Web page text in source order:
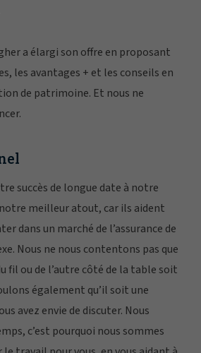
a élargi son offre en proposant
les avantages + et les conseils en
de patrimoine. Et nous ne
succès de longue date à notre
meilleur atout, car ils aident
dans un marché de l’assurance de
Nous ne nous contentons pas que
fil ou de l’autre côté de la table soit
également qu’il soit une
avez envie de discuter. Nous
c’est pourquoi nous sommes